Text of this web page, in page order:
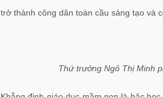
trở thành công dân toàn cầu sáng tạo và
Thứ trưởng Ngô Thị Minh